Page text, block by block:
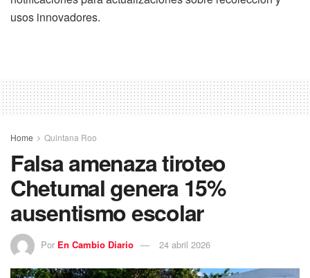
usos innovadores.
Home Quintana Roo
Falsa amenaza tiroteo
Chetumal genera 15%
ausentismo escolar
Por En Cambio Diario 24 abril 2026